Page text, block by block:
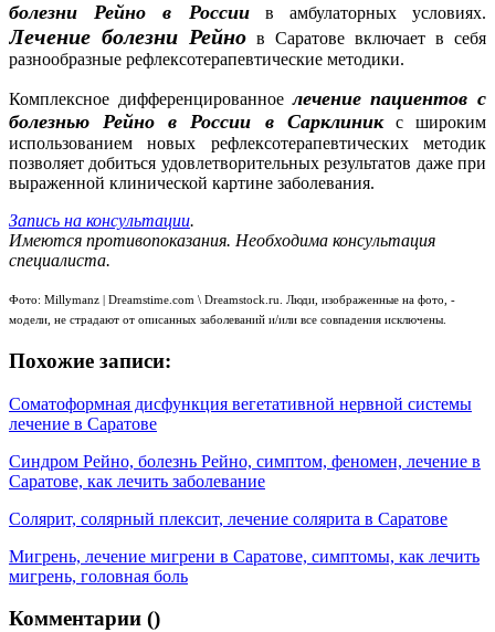
болезни Рейно в Россиив амбулаторных условиях.
Лечение болезни Рейно в Саратове включает в себя
разнообразные рефлексотерапевтические методики.
Комплексное дифференцированноелечение пациентов с
болезнью Рейно в России в Сарклиникс широким
использованием новых рефлексотерапевтических методик
позволяет добиться удовлетворительных результатов даже при
выраженной клинической картине заболевания.
Запись на консультации.
Имеются противопоказания. Необходима консультация
специалиста.
Фото: Millymanz | Dreamstime.com \ Dreamstock.ru. Люди, изображенные на фото, -
модели, не страдают от описанных заболеваний и/или все совпадения исключены.
Похожие записи:
Соматоформная дисфункция вегетативной нервной системы
лечение в Саратове
Синдром Рейно, болезнь Рейно, симптом, феномен, лечение в
Саратове, как лечить заболевание
Солярит, солярный плексит, лечение солярита в Саратове
Мигрень, лечение мигрени в Саратове, симптомы, как лечить
мигрень, головная боль
Комментарии ()